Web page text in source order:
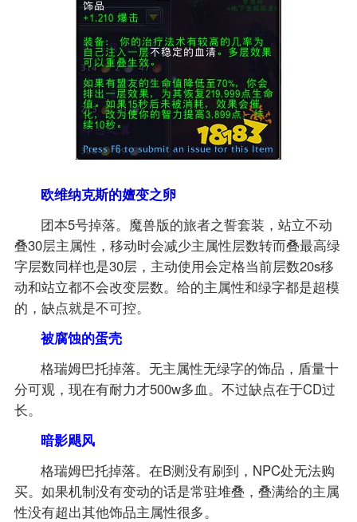
欧维纳克斯的嬗变之卵
团本5号掉落。魔兽版的旅者之誓套装，站立不动
叠30层主属性，移动时会减少主属性层数转而叠最高绿
字层数同样也是30层，主动使用会定格当前层数20s移
动和站立都不会改变层数。给的主属性和绿字都是超模
的，缺点就是不可控。
被腐蚀的蛋壳
格瑞姆巴托掉落。无主属性无绿字的饰品，盾量十
分可观，现在有耐力才500w多血。不过缺点在于CD过
长。
暗影飓风
格瑞姆巴托掉落。在B测没有刷到，NPC处无法购
买。如果机制没有变动的话是常驻堆叠，叠满给的主属
性没有超出其他饰品主属性很多。